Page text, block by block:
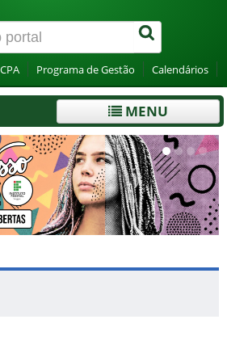
CPA Programa de Gestão Calendários
MENU